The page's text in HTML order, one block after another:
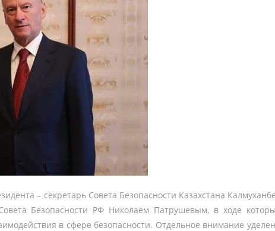
– секретарь Совета Безопасности Казахстана
Безопасности РФ Николаем Патрушевым, в ходе
в сфере безопасности. Отдельное внимание